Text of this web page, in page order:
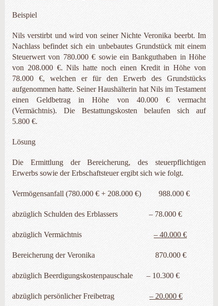
Beispiel
Nils verstirbt und wird von seiner Nichte Veronika beerbt. Im
Nachlass befindet sich ein unbebautes Grundstück mit einem
Steuerwert von 780.000 € sowie ein Bankguthaben in Höhe
von 208.000 €. Nils hatte noch einen Kredit in Höhe von
78.000 €, welchen er für den Erwerb des Grundstücks
aufgenommen hatte. Seiner Haushälterin hat Nils im Testament
einen Geldbetrag in Höhe von 40.000 € vermacht
(Vermächtnis). Die Bestattungskosten belaufen sich auf
5.800 €.
Lösung
Die Ermittlung der Bereicherung, des steuerpflichtigen
Erwerbs sowie der Erbschaftsteuer ergibt sich wie folgt.
Vermögensanfall (780.000 € + 208.000 €) 988.000 €
abzüglich Schulden des Erblassers – 78.000 €
abzüglich Vermächtnis– 40.000 €
Bereicherung der Veronika 870.000 €
abzüglich Beerdigungskostenpauschale – 10.300 €
abzüglich persönlicher Freibetrag– 20.000 €